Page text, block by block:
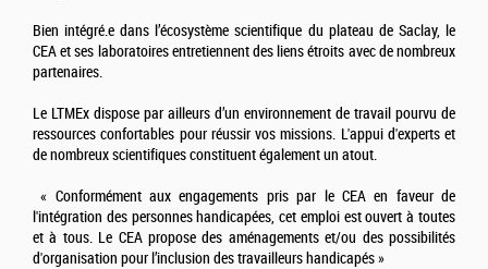
Bien intégré.e dans l’écosystème scientifique du plateau de Saclay, le
CEA et ses laboratoires entretiennent des liens étroits avec de nombreux
partenaires.
Le LTMEx dispose par ailleurs d’un environnement de travail pourvu de
ressources confortables pour réussir vos missions. L'appui d'experts et
de nombreux scientifiques constituent également un atout.
« Conformément aux engagements pris par le CEA en faveur de
l'intégration des personnes handicapées, cet emploi est ouvert à toutes
et à tous. Le CEA propose des aménagements et/ou des possibilités
d'organisation pour l’inclusion des travailleurs handicapés »